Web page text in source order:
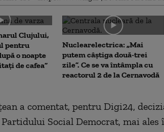
Clujului,
pentru
o noapte
de cafea”
Nuclearelectrica: „Mai
putem câștiga două-trei
zile”. Ce se va întâmpla cu
reactorul 2 de la Cernavodă
a comentat, pentru Digi24,
Partidului Social Democrat, mai